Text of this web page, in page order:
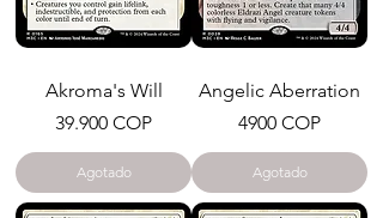
Akroma's Will
Precio
39.900 COP
Agotado
Angelic Aberration
Precio
4900 COP
Agotado